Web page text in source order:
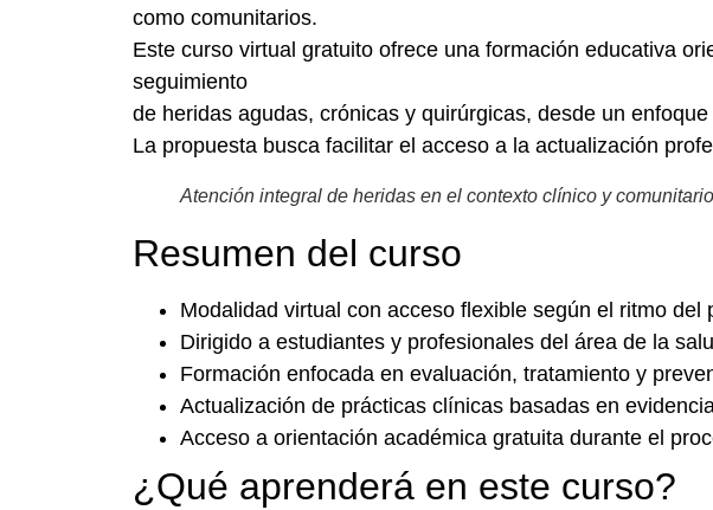
como comunitarios.
Este curso virtual gratuito ofrece una formación educativa
seguimiento
de heridas agudas, crónicas y quirúrgicas, desde un
La propuesta busca facilitar el acceso a la actualización
Atención integral de heridas en el contexto clínico y
Resumen del curso
Modalidad virtual con acceso flexible según el ritmo del
Dirigido a estudiantes y profesionales del área de la
Formación enfocada en evaluación, tratamiento y
Actualización de prácticas clínicas basadas en
Acceso a orientación académica gratuita durante el
¿Qué aprenderá en este curso?